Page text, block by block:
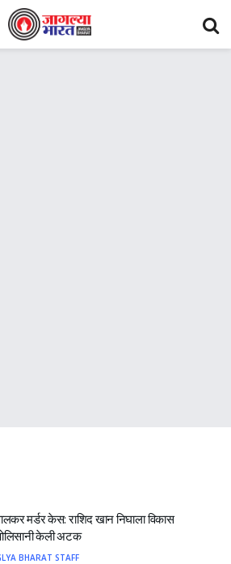
मर्डर केस: राशिद खान निघाला विकास
केली अटक
BHARAT STAFF